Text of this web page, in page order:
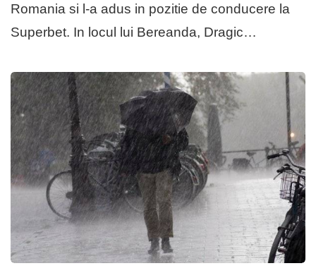
Romania si l-a adus in pozitie de conducere la
Superbet. In locul lui Bereanda, Dragic…